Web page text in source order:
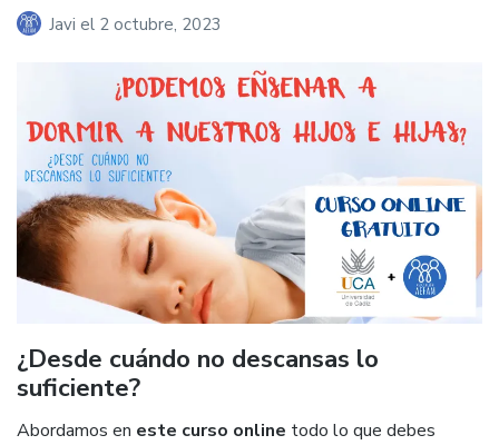
Javi el 2 octubre, 2023
¿Desde cuándo no descansas lo
suficiente?
Abordamos en este curso online todo lo que debes